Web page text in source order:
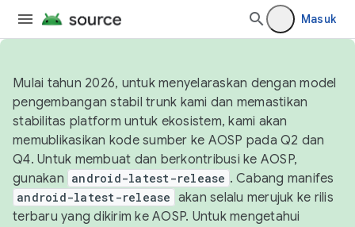
Masuk
Mulai tahun 2026, untuk menyelaraskan dengan model
pengembangan stabil trunk kami dan memastikan
stabilitas platform untuk ekosistem, kami akan
memublikasikan kode sumber ke AOSP pada Q2 dan
Q4. Untuk membuat dan berkontribusi ke AOSP,
gunakan android-latest-release . Cabang manifes
android-latest-release akan selalu merujuk ke rilis
terbaru yang dikirim ke AOSP. Untuk mengetahui